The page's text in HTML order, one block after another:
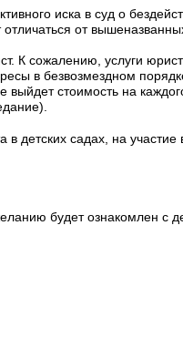
иска в суд о
от
К сожалению, услуги
в безвозмездном
стоимость на
детских садах, на участие
будет ознакомлен с